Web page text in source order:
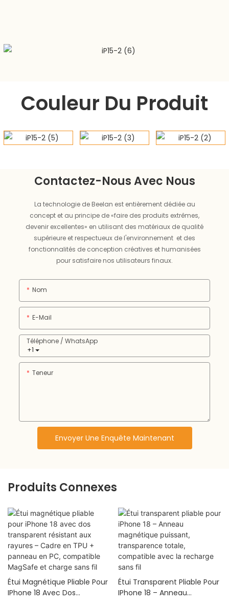
Couleur Du Produit
Contactez-Nous Avec Nous
La technologie de Beelan est entièrement dédiée au
concept et au principe de «faire des produits extrêmes,
devenir excellentes» en utilisant des matériaux de qualité
supérieure et respectueux de l'environnement et des
fonctionnalités de conception créatives et humanisées
pour satisfaire nos utilisateurs finaux.
Nom
E-Mail
+1
Téléphone / WhatsApp
Teneur
Envoyer Une Enquête Maintenant
Produits Connexes
Étui Magnétique Pliable Pour
IPhone 18 Avec Dos
Étui Transparent Pliable Pour
IPhone 18 – Anneau